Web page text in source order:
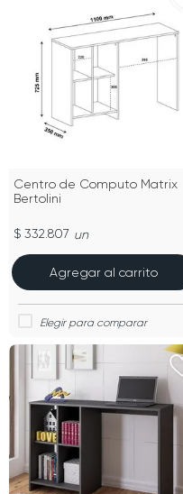
Centro de Computo Matrix
Bertolini
$ 332.807 un
Agregar al carrito